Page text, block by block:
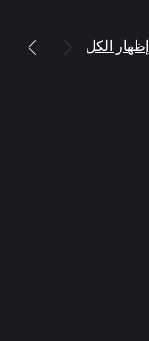
إظهار الكل